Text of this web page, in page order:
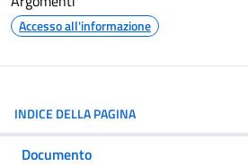
Accesso all'informazione
INDICE DELLA PAGINA
Documento